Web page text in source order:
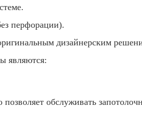
перфорации).
дизайнерским
являются:
обслуживать